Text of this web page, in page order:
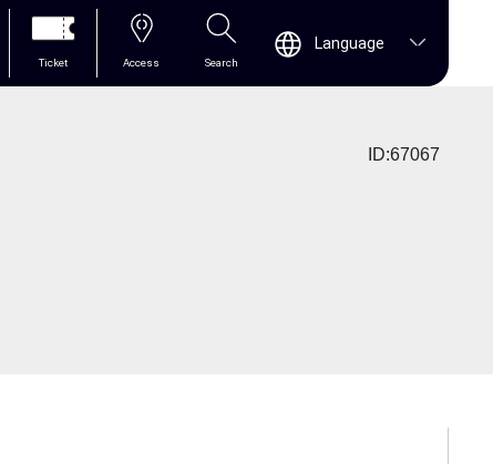
Ticket Access Search
Language
ID:67067